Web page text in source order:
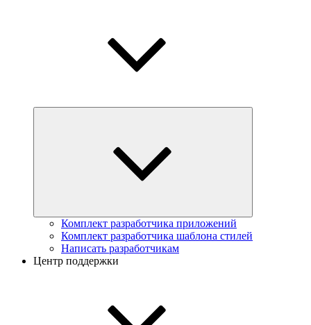
Комплект разработчика приложений
Комплект разработчика шаблона стилей
Написать разработчикам
Центр поддержки